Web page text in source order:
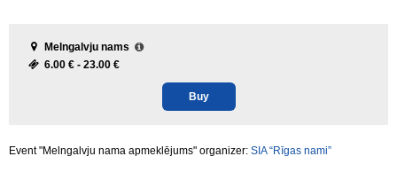
Melngalvju nams
6.00 € - 23.00 €
Buy
Event "Melngalvju nama apmeklējums" organizer: SIA “Rīgas nami”